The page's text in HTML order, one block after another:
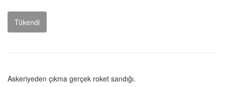
Tükendi
Askeriyeden çıkma gerçek roket sandığı.